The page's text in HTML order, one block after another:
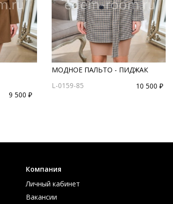
9 500 ₽
МОДНОЕ ПАЛЬТО - ПИДЖАК
L-0159-85
10 500 ₽
Компания
Личный кабинет
Вакансии